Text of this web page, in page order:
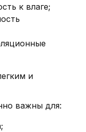
к влаге;
и
важны для: